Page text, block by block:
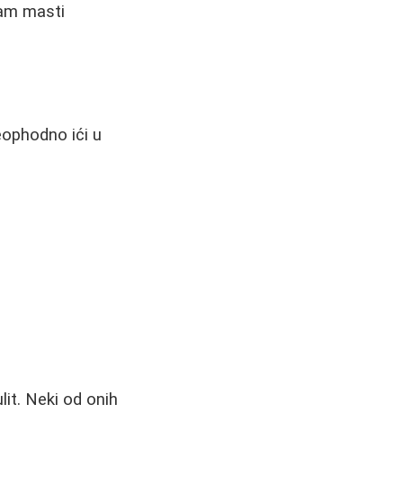
masti
ići u
Neki od onih